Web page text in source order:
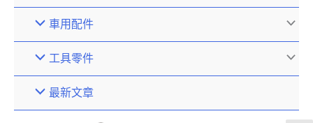
車用配件
工具零件
最新文章